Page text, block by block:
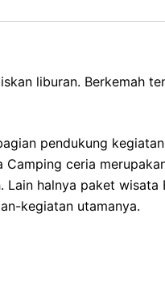
liburan. Berkemah
pendukung
ceria
halnya paket
kegiatan utamanya.